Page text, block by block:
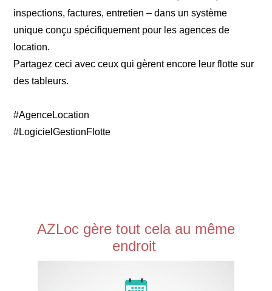
inspections, factures, entretien – dans un système
unique conçu spécifiquement pour les agences de
location.
Partagez ceci avec ceux qui gèrent encore leur flotte sur
des tableurs.
#AgenceLocation
#LogicielGestionFlotte
AZLoc gère tout cela au même
endroit